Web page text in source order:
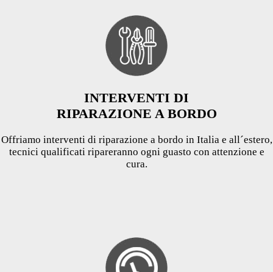
INTERVENTI DI
RIPARAZIONE A BORDO
Offriamo interventi di riparazione a bordo in Italia e all´estero,
tecnici qualificati ripareranno ogni guasto con attenzione e
cura.